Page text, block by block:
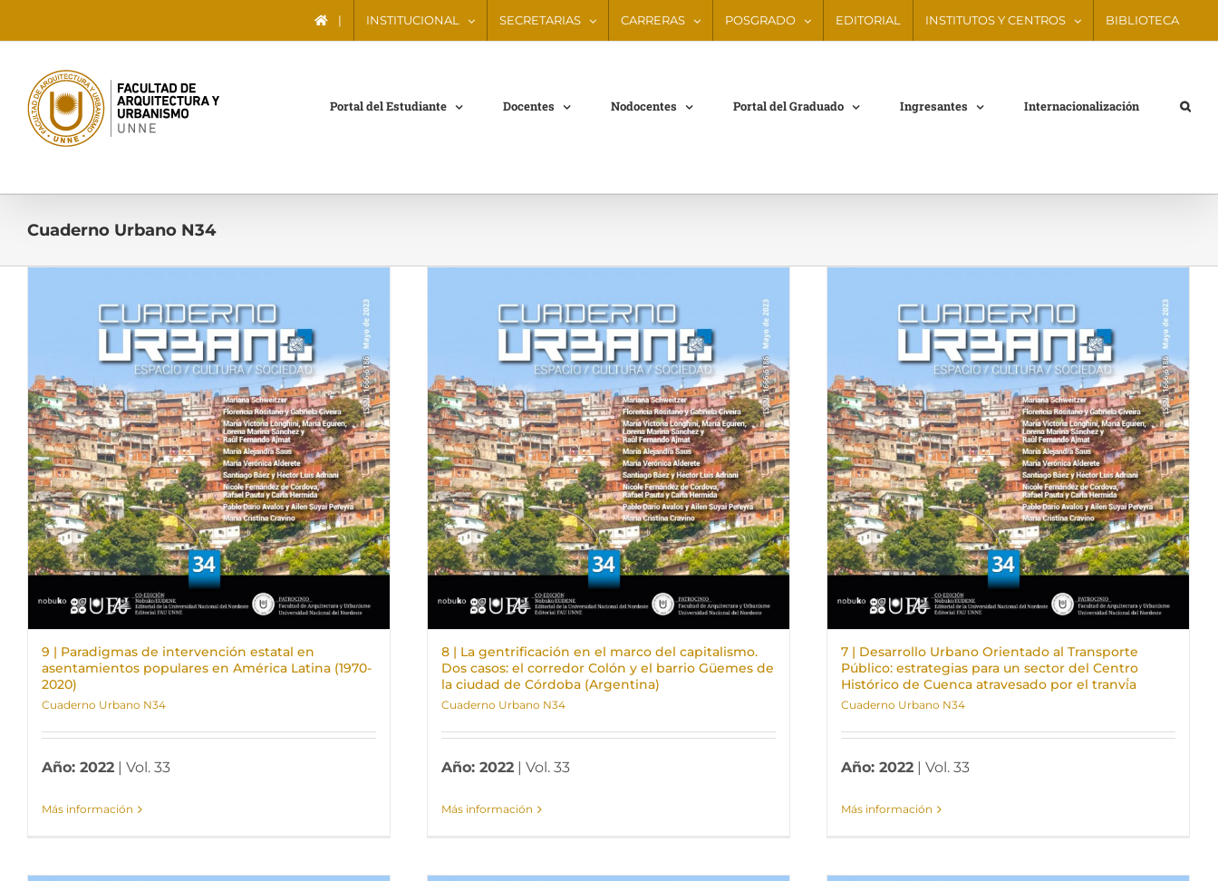
| INSTITUCIONAL SECRETARIAS CARRERAS POSGRADO EDITORIAL INSTITUTOS Y CENTROS BIBLIOTECA
Portal del Estudiante Docentes Nodocentes Portal del Graduado Ingresantes Internacionalización
Cuaderno Urbano N34
9 | Paradigmas de intervención estatal en
asentamientos populares en América Latina (1970-
2020)
Cuaderno Urbano N34
Año: 2022 | Vol. 33
Más información
8 | La gentrificación en el marco del capitalismo.
Dos casos: el corredor Colón y el barrio Güemes de
la ciudad de Córdoba (Argentina)
Cuaderno Urbano N34
Año: 2022 | Vol. 33
Más información
7 | Desarrollo Urbano Orientado al Transporte
Público: estrategias para un sector del Centro
Histórico de Cuenca atravesado por el tranví́a
Cuaderno Urbano N34
Año: 2022 | Vol. 33
Más información